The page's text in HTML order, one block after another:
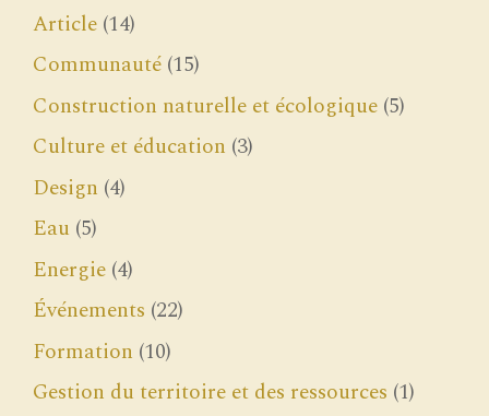
Article (14)
Communauté (15)
Construction naturelle et écologique (5)
Culture et éducation (3)
Design (4)
Eau (5)
Energie (4)
Événements (22)
Formation (10)
Gestion du territoire et des ressources (1)